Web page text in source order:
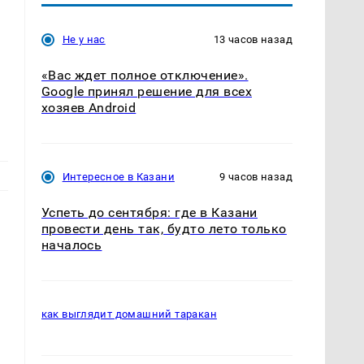
Не у нас 13 часов назад
«Вас ждет полное отключение».
Google принял решение для всех
хозяев Android
Интересное в Казани 9 часов назад
Успеть до сентября: где в Казани
провести день так, будто лето только
началось
как выглядит домашний таракан